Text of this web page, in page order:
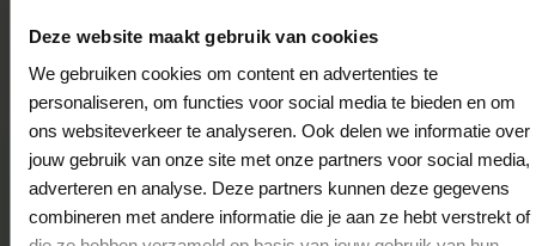
Deze website maakt gebruik van cookies
We gebruiken cookies om content en advertenties te
personaliseren, om functies voor social media te bieden en om
ons websiteverkeer te analyseren. Ook delen we informatie over
jouw gebruik van onze site met onze partners voor social media,
adverteren en analyse. Deze partners kunnen deze gegevens
combineren met andere informatie die je aan ze hebt verstrekt of
Molenweg 4
8431HN Oosterwolde
Mooi Bloemen en Planten Gorinchem
Piazza Center 57
4204BR Gorinchem